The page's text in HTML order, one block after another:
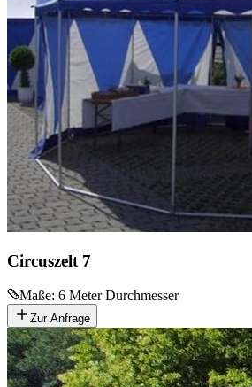
Circuszelt 7
Maße: 6 Meter Durchmesser
Zur Anfrage